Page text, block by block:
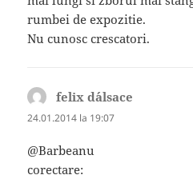
rumbei de expozitie.
Nu cunosc crescatori.
felix d´alsace
24.01.2014 la 19:07
@Barbeanu
corectare: